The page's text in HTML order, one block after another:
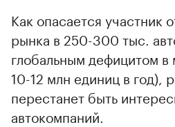
Как опасается участник
рынка в 250-300 тыс.
глобальным дефицитом
10-12 млн единиц в год),
перестанет быть
автокомпаний.